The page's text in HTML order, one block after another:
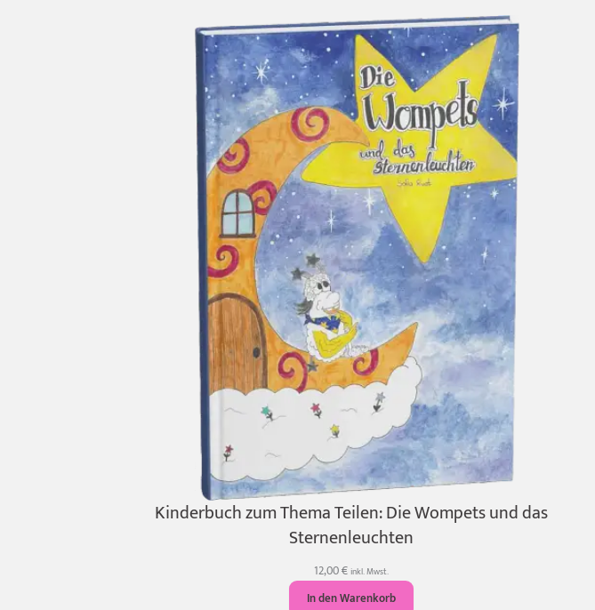
Kinderbuch zum Thema Teilen: Die Wompets und das
Sternenleuchten
12,00€ inkl. Mwst.
In den Warenkorb
Dann bleibe mit uns in Verbindung!